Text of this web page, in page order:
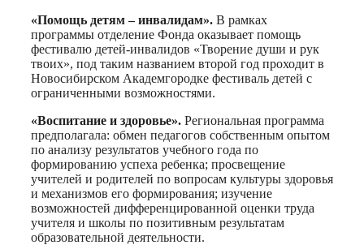
«Помощь детям – инвалидам». В рамках
программы отделение Фонда оказывает помощь
фестивалю детей-инвалидов «Творение души и рук
твоих», под таким названием второй год проходит в
Новосибирском Академгородке фестиваль детей с
ограниченными возможностями.
«Воспитание и здоровье». Региональная программа
предполагала: обмен педагогов собственным опытом
по анализу результатов учебного года по
формированию успеха ребенка; просвещение
учителей и родителей по вопросам культуры здоровья
и механизмов его формирования; изучение
возможностей дифференцированной оценки труда
учителя и школы по позитивным результатам
образовательной деятельности.